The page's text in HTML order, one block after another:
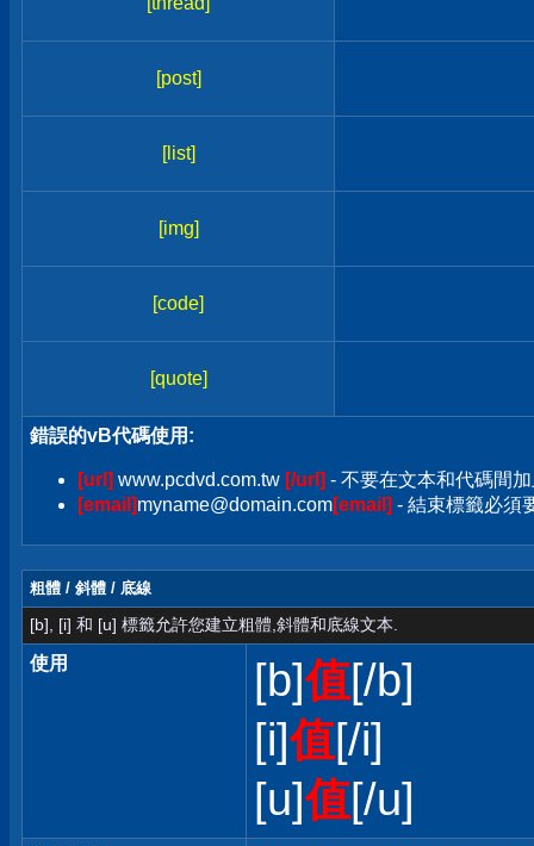
[post]
[list]
[img]
[code]
[quote]
錯誤的vB代碼使用:
[url] www.pcdvd.com.tw [/url] - 不要在文本和代碼間
[email]myname@domain.com[email] - 結束標籤必須
粗體 / 斜體 / 底線
[b], [i] 和 [u] 標籤允許您建立粗體,斜體和底線文本.
使用 [b]值[/b]
[i]值[/i]
[u]值[/u]